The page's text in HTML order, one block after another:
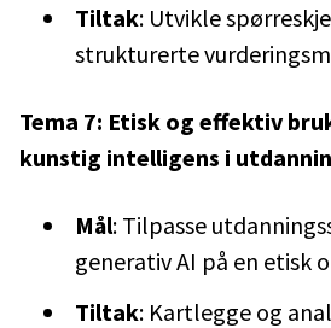
Tiltak: Utvikle
strukturerte
Tema 7: Etisk og effektiv
kunstig intelligens i
Mål: Tilpasse
generativ AI på en etisk
Tiltak: Kartlegge og